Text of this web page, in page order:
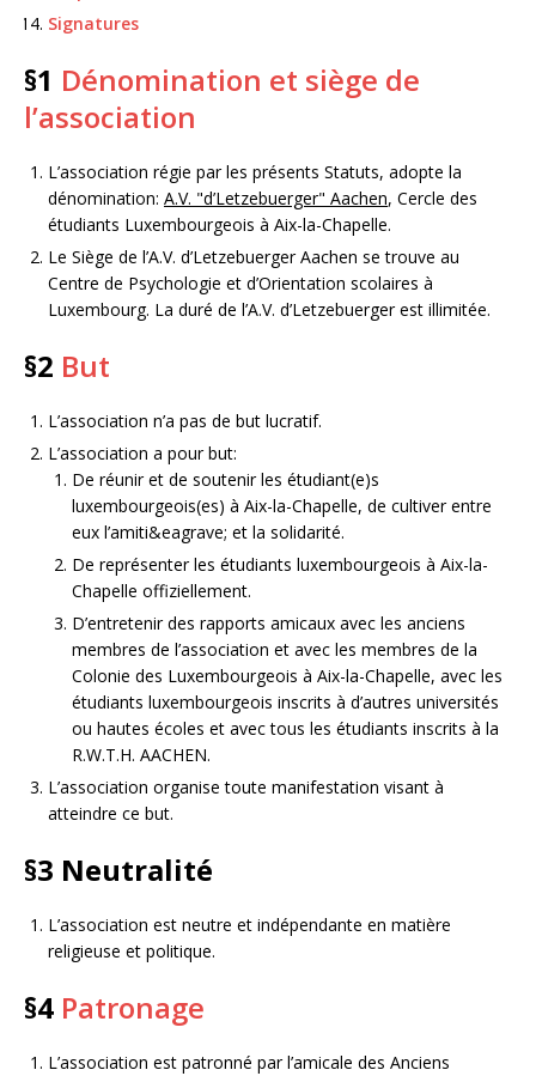
Signatures
§1 Dénomination et siège de
l’association
L’association régie par les présents Statuts, adopte la
dénomination: A.V. "d’Letzebuerger" Aachen, Cercle des
étudiants Luxembourgeois à Aix-la-Chapelle.
Le Siège de l’A.V. d’Letzebuerger Aachen se trouve au
Centre de Psychologie et d’Orientation scolaires à
Luxembourg. La duré de l’A.V. d’Letzebuerger est illimitée.
§2 But
L’association n’a pas de but lucratif.
L’association a pour but:
De réunir et de soutenir les étudiant(e)s
luxembourgeois(es) à Aix-la-Chapelle, de cultiver entre
eux l’amiti&eagrave; et la solidarité.
De représenter les étudiants luxembourgeois à Aix-la-
Chapelle offiziellement.
D’entretenir des rapports amicaux avec les anciens
membres de l’association et avec les membres de la
Colonie des Luxembourgeois à Aix-la-Chapelle, avec les
étudiants luxembourgeois inscrits à d’autres universités
ou hautes écoles et avec tous les étudiants inscrits à la
R.W.T.H. AACHEN.
L’association organise toute manifestation visant à
atteindre ce but.
§3 Neutralité
L’association est neutre et indépendante en matière
religieuse et politique.
§4 Patronage
L’association est patronné par l’amicale des Anciens